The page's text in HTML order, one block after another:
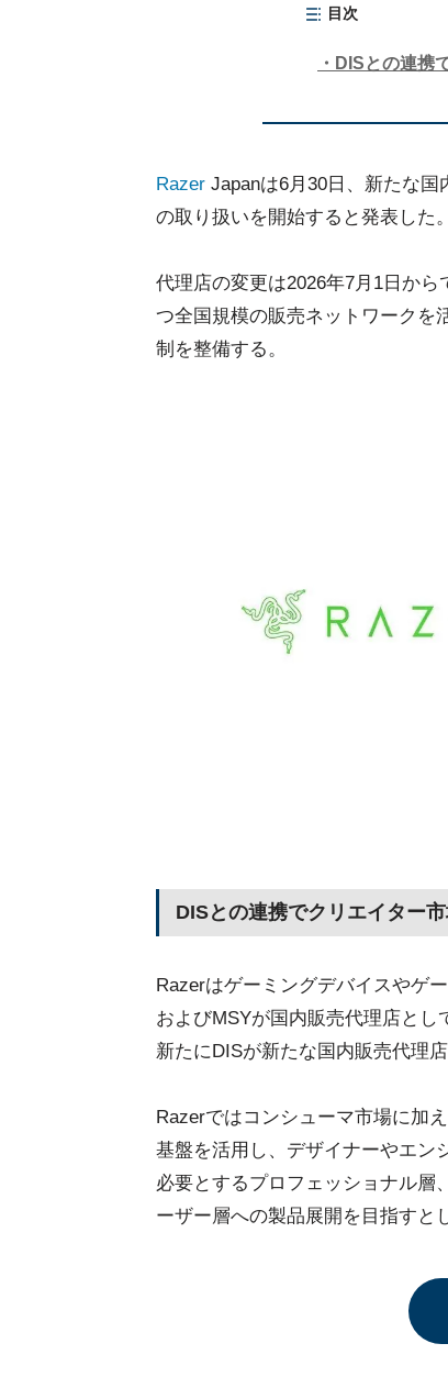
目次
DISとの連携
Razer Japanは6月30日、新たな
の取り扱いを開始すると発表した。
代理店の変更は2026年7月1日か
つ全国規模の販売ネットワークを
制を整備する。
DISとの連携でクリエイター
Razerはゲーミングデバイスやゲ
およびMSYが国内販売代理店とし
新たにDISが新たな国内販売代理
Razerではコンシューマ市場に加
基盤を活用し、デザイナーやエン
必要とするプロフェッショナル層
ーザー層への製品展開を目指すと